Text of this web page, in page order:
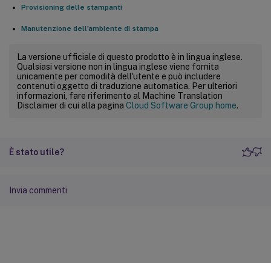
Provisioning delle stampanti
Manutenzione dell’ambiente di stampa
La versione ufficiale di questo prodotto è in lingua inglese.
Qualsiasi versione non in lingua inglese viene fornita
unicamente per comodità dell'utente e può includere
contenuti oggetto di traduzione automatica. Per ulteriori
informazioni, fare riferimento al Machine Translation
Disclaimer di cui alla pagina Cloud Software Group home.
È stato utile?
Invia commenti